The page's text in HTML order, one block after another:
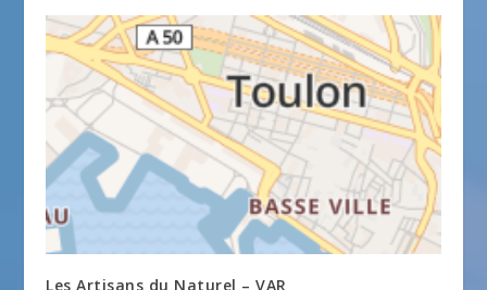
Les Artisans du Naturel – VAR